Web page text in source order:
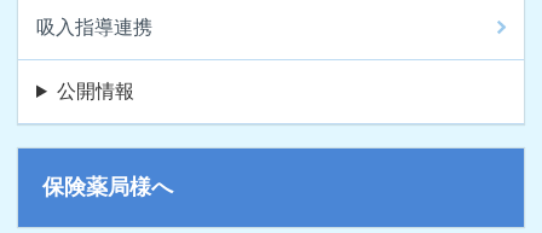
吸入指導連携
公開情報
保険薬局様へ